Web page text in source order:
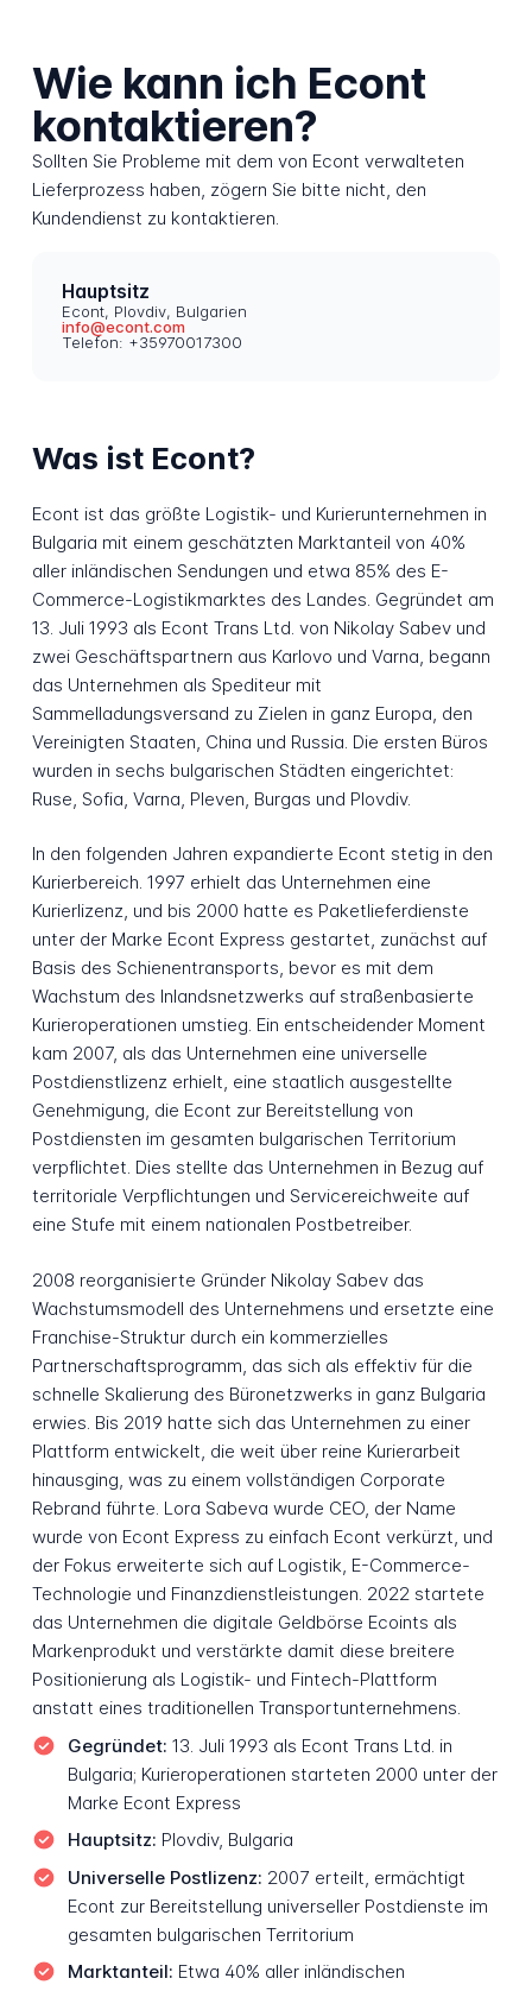
Wie kann ich Econt
kontaktieren?
Sollten Sie Probleme mit dem von Econt verwalteten
Lieferprozess haben, zögern Sie bitte nicht, den
Kundendienst zu kontaktieren.
Hauptsitz
Econt, Plovdiv, Bulgarien
info@econt.com
Telefon: +35970017300
Was ist Econt?
Econt ist das größte Logistik- und Kurierunternehmen in
Bulgaria mit einem geschätzten Marktanteil von 40%
aller inländischen Sendungen und etwa 85% des E-
Commerce-Logistikmarktes des Landes. Gegründet am
13. Juli 1993 als Econt Trans Ltd. von Nikolay Sabev und
zwei Geschäftspartnern aus Karlovo und Varna, begann
das Unternehmen als Spediteur mit
Sammelladungsversand zu Zielen in ganz Europa, den
Vereinigten Staaten, China und Russia. Die ersten Büros
wurden in sechs bulgarischen Städten eingerichtet:
Ruse, Sofia, Varna, Pleven, Burgas und Plovdiv.
In den folgenden Jahren expandierte Econt stetig in den
Kurierbereich. 1997 erhielt das Unternehmen eine
Kurierlizenz, und bis 2000 hatte es Paketlieferdienste
unter der Marke Econt Express gestartet, zunächst auf
Basis des Schienentransports, bevor es mit dem
Wachstum des Inlandsnetzwerks auf straßenbasierte
Kurieroperationen umstieg. Ein entscheidender Moment
kam 2007, als das Unternehmen eine universelle
Postdienstlizenz erhielt, eine staatlich ausgestellte
Genehmigung, die Econt zur Bereitstellung von
Postdiensten im gesamten bulgarischen Territorium
verpflichtet. Dies stellte das Unternehmen in Bezug auf
territoriale Verpflichtungen und Servicereichweite auf
eine Stufe mit einem nationalen Postbetreiber.
2008 reorganisierte Gründer Nikolay Sabev das
Wachstumsmodell des Unternehmens und ersetzte eine
Franchise-Struktur durch ein kommerzielles
Partnerschaftsprogramm, das sich als effektiv für die
schnelle Skalierung des Büronetzwerks in ganz Bulgaria
erwies. Bis 2019 hatte sich das Unternehmen zu einer
Plattform entwickelt, die weit über reine Kurierarbeit
hinausging, was zu einem vollständigen Corporate
Rebrand führte. Lora Sabeva wurde CEO, der Name
wurde von Econt Express zu einfach Econt verkürzt, und
der Fokus erweiterte sich auf Logistik, E-Commerce-
Technologie und Finanzdienstleistungen. 2022 startete
das Unternehmen die digitale Geldbörse Ecoints als
Markenprodukt und verstärkte damit diese breitere
Positionierung als Logistik- und Fintech-Plattform
anstatt eines traditionellen Transportunternehmens.
Gegründet: 13. Juli 1993 als Econt Trans Ltd. in
Bulgaria; Kurieroperationen starteten 2000 unter der
Marke Econt Express
Hauptsitz: Plovdiv, Bulgaria
Universelle Postlizenz: 2007 erteilt, ermächtigt
Econt zur Bereitstellung universeller Postdienste im
gesamten bulgarischen Territorium
Marktanteil: Etwa 40% aller inländischen